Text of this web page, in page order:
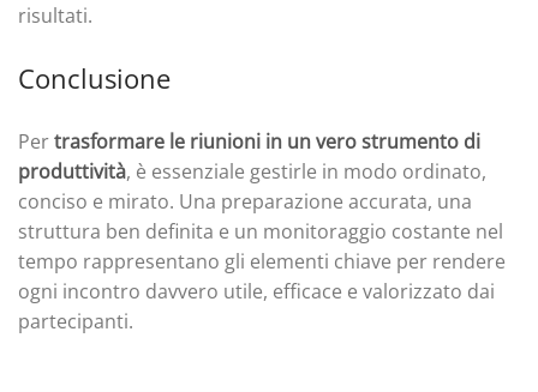
risultati.
Conclusione
Pertrasformare le riunioni in un vero strumento di
produttività, è essenziale gestirle in modo ordinato,
conciso e mirato. Una preparazione accurata, una
struttura ben definita e un monitoraggio costante nel
tempo rappresentano gli elementi chiave per rendere
ogni incontro davvero utile, efficace e valorizzato dai
partecipanti.